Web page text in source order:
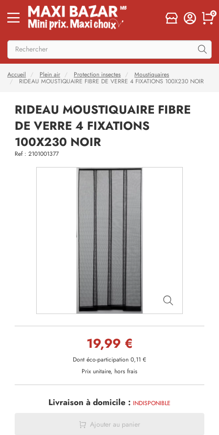
0
Accueil Plein air Protection insectes
Moustiquaires
RIDEAU MOUSTIQUAIRE FIBRE DE VERRE 4 FIXATIONS 100X230 NOIR
RIDEAU MOUSTIQUAIRE FIBRE
DE VERRE 4 FIXATIONS
100X230 NOIR
Ref : 2101001377
19,99 €
Dont éco-participation 0,11 €
Prix unitaire, hors frais
Livraison à domicile : INDISPONIBLE
Ajouter au panier